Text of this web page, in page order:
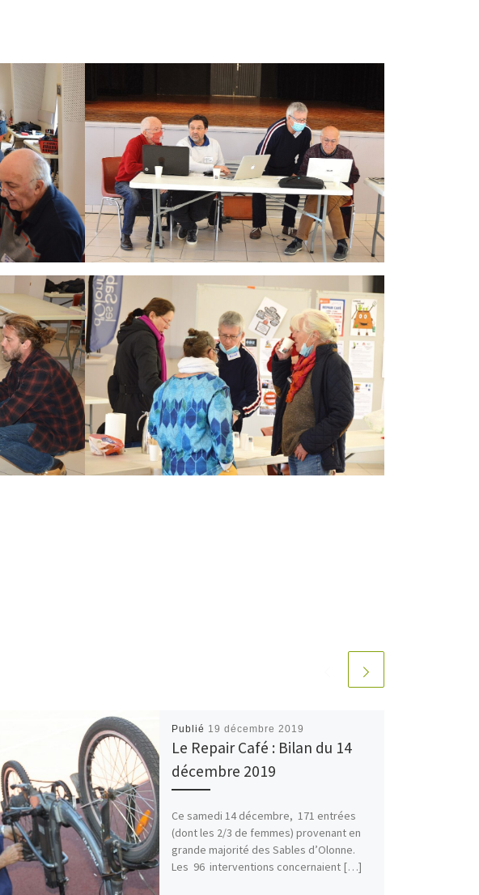
Publié 19 décembre 2019
Le Repair Café : Bilan du 14
décembre 2019
Ce samedi 14 décembre, 171 entrées
(dont les 2/3 de femmes) provenant en
grande majorité des Sables d’Olonne.
Les 96 interventions concernaient […]